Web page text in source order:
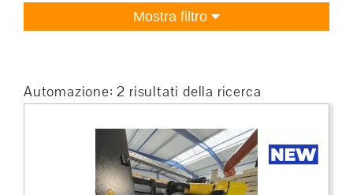
Mostra filtro
Automazione: 2 risultati della ricerca